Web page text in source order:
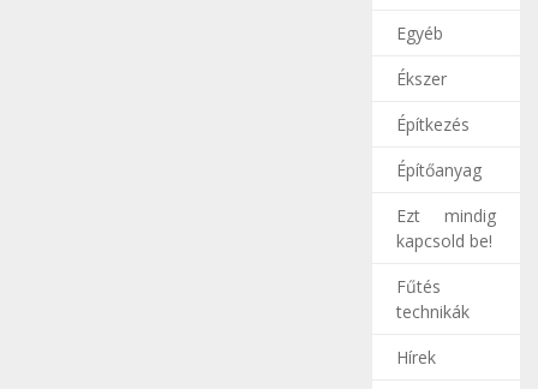
Egyéb
Ékszer
Építkezés
Építőanyag
Ezt mindig
kapcsold be!
Fűtés
technikák
Hírek